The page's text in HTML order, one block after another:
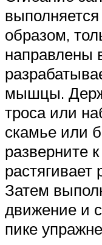
образом,
направлены
мышцы.
троса или
скамье или
разверните
Затем
движение и
пике